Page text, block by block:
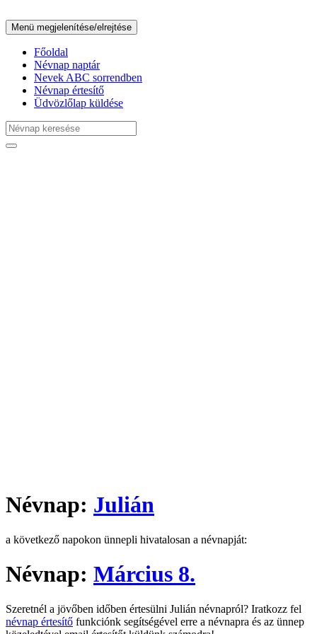
Menü megjelenítése/elrejtése
Főoldal
Névnap naptár
Nevek ABC sorrendben
Névnap értesítő
Üdvözlőlap küldése
Névnap: Julián
a következő napokon ünnepli hivatalosan a névnapját:
Névnap: Március 8.
Szeretnél a jövőben időben értesülni Julián névnapról? Iratkozz fel
névnap értesítő funkciónk segítségével erre a névnapra és az ünnep